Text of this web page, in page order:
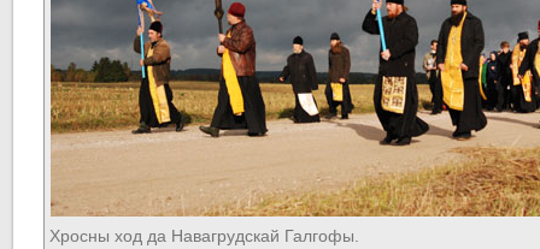
Хросны ход да Навагрудскай Галгофы.